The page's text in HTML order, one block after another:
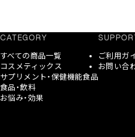
CATEGORY
すべての商品一覧
コスメティックス
サプリメント・保健機能食品
食品・飲料
お悩み・効果
ご利用ガ
お問い合